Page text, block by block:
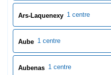
Ars-Laquenexy 1 centre
Aube 1 centre
Aubenas 1 centre